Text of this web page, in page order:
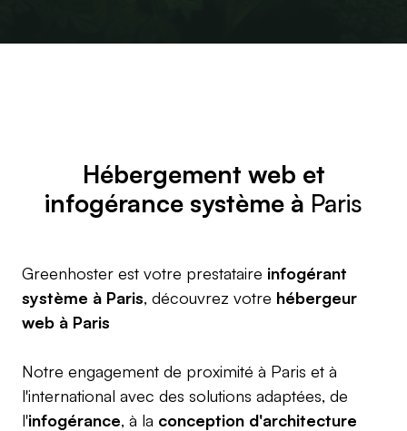
Hébergement web et
infogérance système à Paris
Greenhoster est votre prestataire infogérant
système à Paris, découvrez votre hébergeur
web à Paris
Notre engagement de proximité à Paris et à
l'international avec des solutions adaptées, de
l'infogérance, à la conception d'architecture